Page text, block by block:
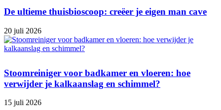
De ultieme thuisbioscoop: creëer je eigen man cave
20 juli 2026
Stoomreiniger voor badkamer en vloeren: hoe
verwijder je kalkaanslag en schimmel?
15 juli 2026